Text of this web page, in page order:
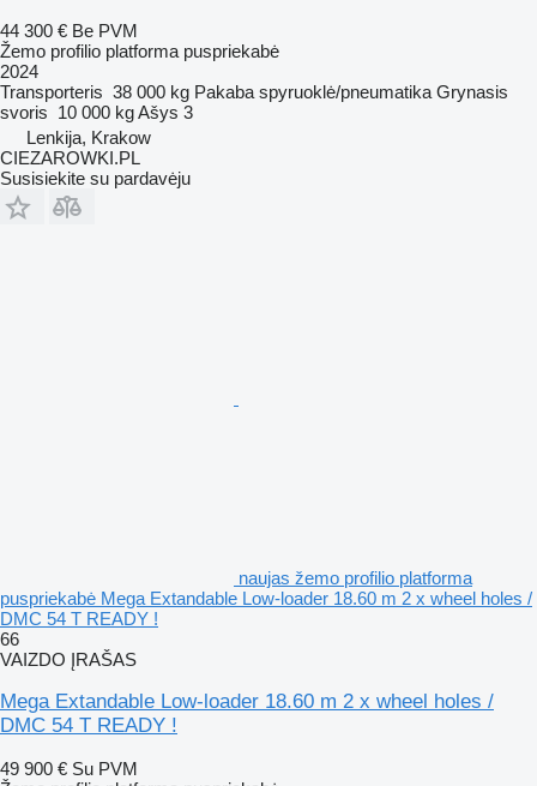
44 300 € Be PVM
Žemo profilio platforma puspriekabė
2024
Transporteris 38 000 kg Pakaba spyruoklė/pneumatika Grynasis
svoris 10 000 kgAšys 3
Lenkija, Krakow
CIEZAROWKI.PL
Susisiekite su pardavėju
naujas žemo profilio platforma
puspriekabė Mega Extandable Low-loader 18.60 m 2 x wheel holes /
DMC 54 T READY !
66
VAIZDO ĮRAŠAS
Mega Extandable Low-loader 18.60 m 2 x wheel holes /
DMC 54 T READY !
49 900 € Su PVM